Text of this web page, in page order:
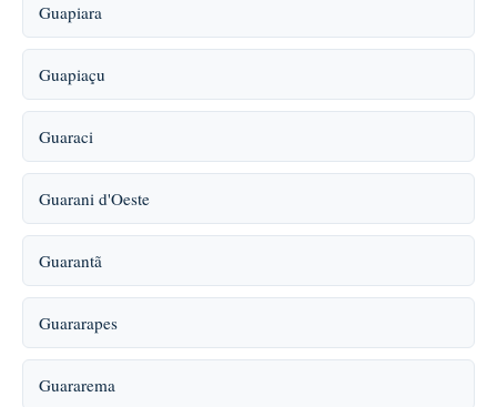
Guapiara
Guapiaçu
Guaraci
Guarani d'Oeste
Guarantã
Guararapes
Guararema